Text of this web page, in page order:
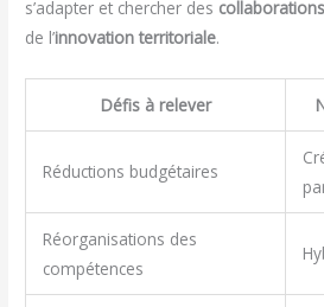
s’adapter et chercher des collaborations
de l’innovation territoriale.
Défis à relever
Réductions budgétaires
Réorganisations des
compétences